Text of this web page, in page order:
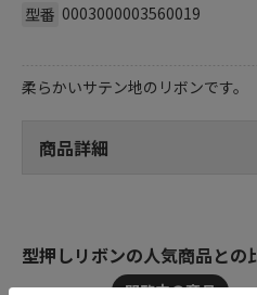
型番 0003000003560019
柔らかいサテン地のリボンです。
商品詳細
型押しリボンの人気商品との